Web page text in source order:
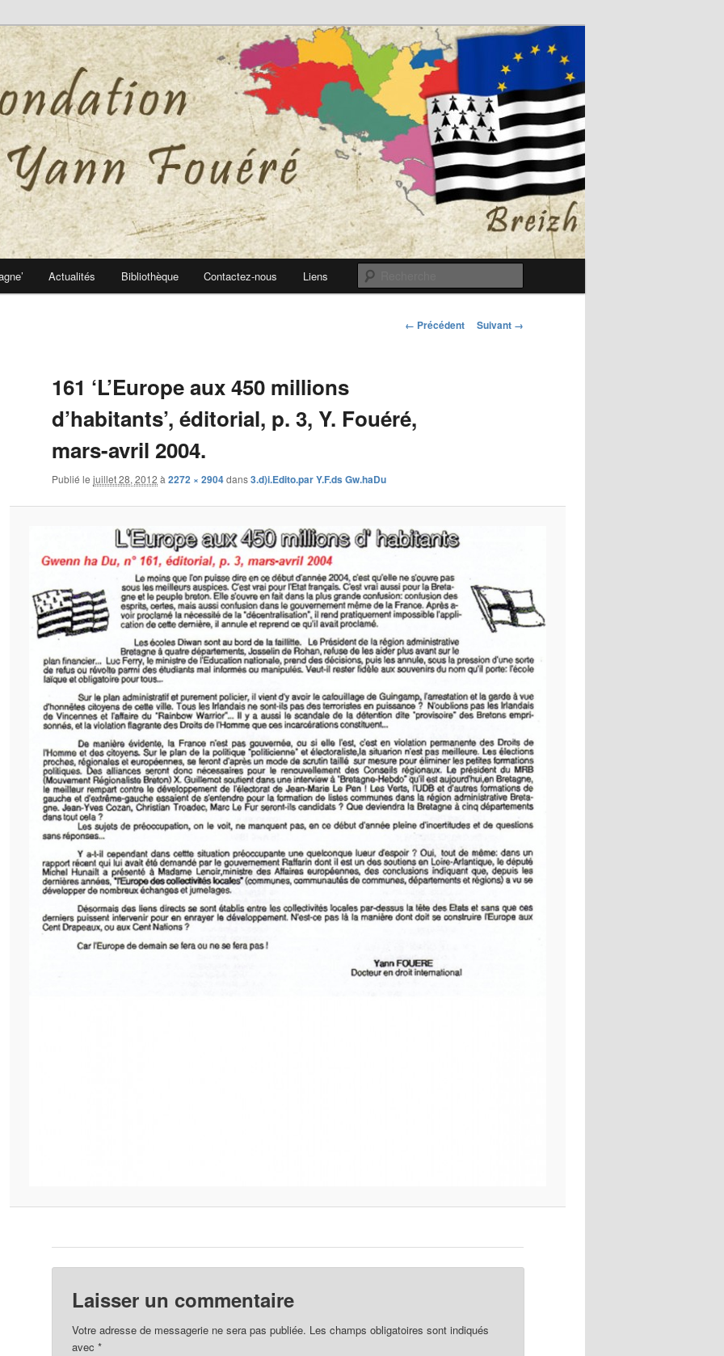
Fouéré
Fouéré
Actualités Bibliothèque Contactez-nous Liens
Navigation
← Précédent Suivant →
161 ‘L’Europe aux 450 millions
d’habitants’, éditorial, p. 3, Y. Fouéré,
mars-avril 2004.
Publié le juillet 28, 2012 à 2272 × 2904dans3.d)i.Edito.par Y.F.ds Gw.haDu
Laisser un commentaire
Votre adresse de messagerie ne sera pas publiée. Les champs obligatoires sont indiqués
avec*